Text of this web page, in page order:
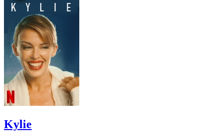
Kylie